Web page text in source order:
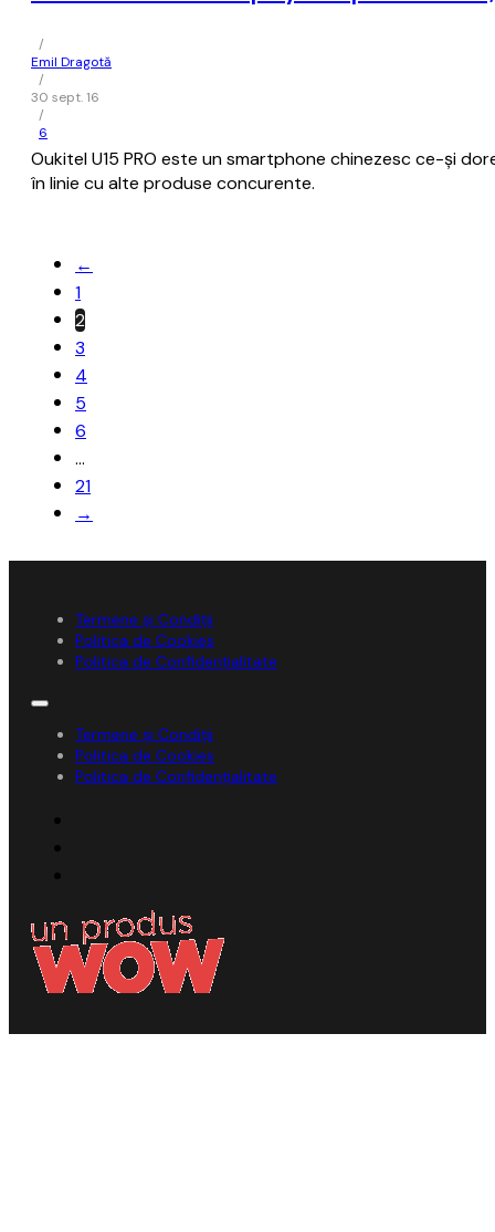
/
Emil Dragotă
/
30 sept. 16
/
6
Oukitel U15 PRO este un smartphone chinezesc ce-și
în linie cu alte produse concurente.
←
1
2
3
4
5
6
…
21
→
Termene și Condiții
Politica de Cookies
Politica de Confidențialitate
Termene și Condiții
Politica de Cookies
Politica de Confidențialitate